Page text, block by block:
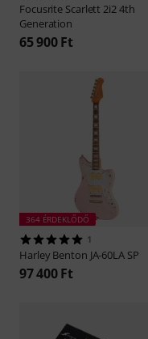
Focusrite Scarlett 2i2 4th
Generation
65 900 Ft
364 ÉRDEKLŐDŐ
1
Harley Benton JA-60LA SP
97 400 Ft